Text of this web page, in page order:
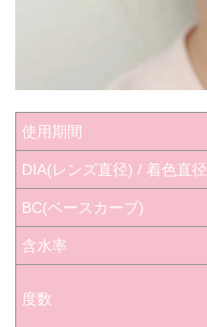
使用期間
DIA(レンズ直径) / 着色直径
BC(ベースカーブ)
含水率
度数